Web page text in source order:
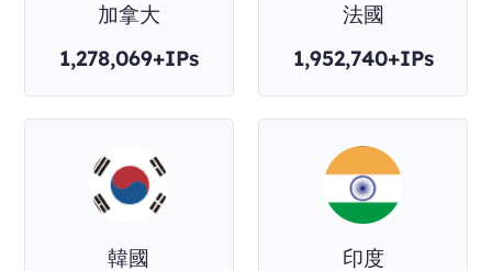
加拿大
1,278,069+IPs
法國
1,952,740+IPs
韓國
印度